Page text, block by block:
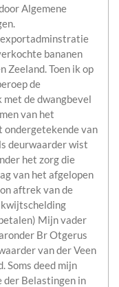
Algemene
exportadminstratie
bananen
Zeeland. Toen ik op
de
met de dwangbevel
van het
ondergetekende van
deurwaarder wist
het zorg die
van het afgelopen
aftrek van de
Mijn vader
Br Otgerus
van der Veen
Soms deed mijn
der Belastingen in